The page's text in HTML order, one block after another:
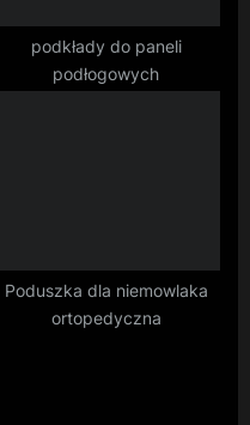
podkłady do paneli
podłogowych
Poduszka dla niemowlaka
ortopedyczna